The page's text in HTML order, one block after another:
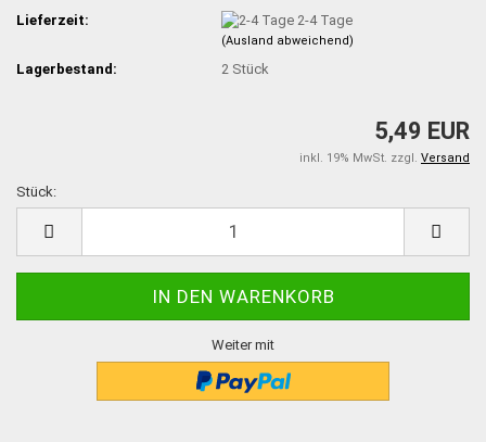
Lieferzeit:
2-4 Tage
(Ausland abweichend)
Lagerbestand: 2 Stück
5,49 EUR
inkl. 19% MwSt. zzgl. Versand
Stück:
Weiter mit